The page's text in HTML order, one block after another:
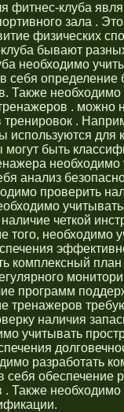
фитнес-клуба
зала .
физических
бывают
необходимо
себя определение
Также необходимо
. можно
.
используются для
могут быть
необходимо
анализ
проверить
четкой
того, необходимо
комплексный план
программ
тренажеров
наличия
учитывать
разработать
обеспечение
. Также необходимо